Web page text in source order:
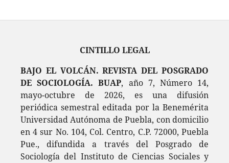
CINTILLO LEGAL
BAJO EL VOLCÁN. REVISTA DEL POSGRADO
DE SOCIOLOGÍA. BUAP, año 7, Número 14,
mayo-octubre de 2026, es una difusión
periódica semestral editada por la Benemérita
Universidad Autónoma de Puebla, con domicilio
en 4 sur No. 104, Col. Centro, C.P. 72000, Puebla
Pue., difundida a través del Posgrado de
Sociología del Instituto de Ciencias Sociales y